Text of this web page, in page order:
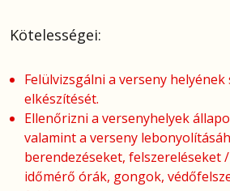
Kötelességei:
Felülvizsgálni a verseny
elkészítését.
Ellenőrizni a versenyhelyek
valamint a verseny
berendezéseket, felszereléseket
időmérő órák, gongok,